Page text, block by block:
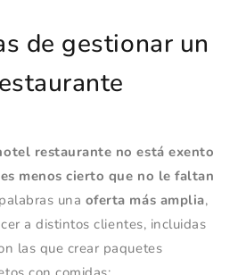
de gestionar un
restaurante no está exento
menos cierto que no le faltan
una oferta más amplia,
a distintos clientes, incluidas
las que crear paquetes